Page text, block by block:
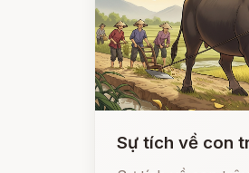
Sự tích về con